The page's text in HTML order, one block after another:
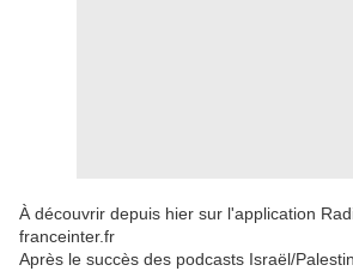
À découvrir depuis hier sur l'application
franceinter.fr
Après le succès des podcasts Israël/